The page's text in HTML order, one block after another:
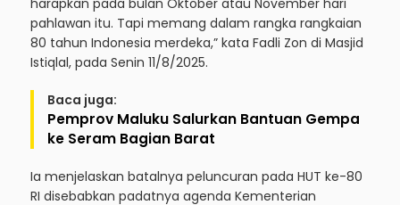
pahlawan itu. Tapi memang dalam rangka rangkaian
80 tahun Indonesia merdeka,” kata Fadli Zon di Masjid
Istiqlal, pada Senin 11/8/2025.
Baca juga:
Pemprov Maluku Salurkan Bantuan Gempa
ke Seram Bagian Barat
Ia menjelaskan batalnya peluncuran pada HUT ke-80
RI disebabkan padatnya agenda Kementerian